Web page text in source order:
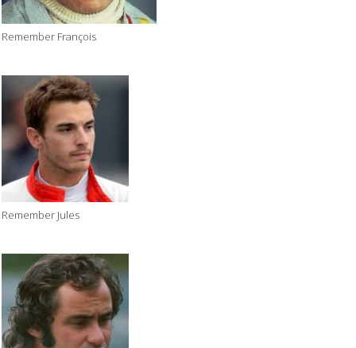
Remember François
Remember Jules